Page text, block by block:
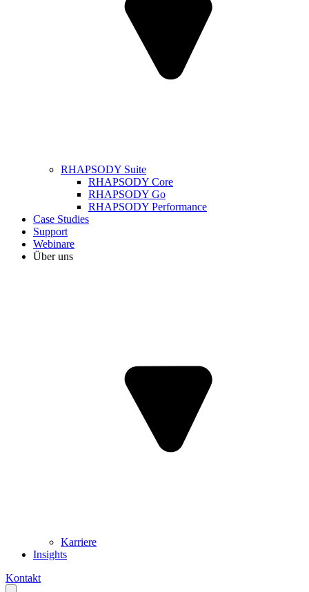
RHAPSODY Suite
RHAPSODY Core
RHAPSODY Go
RHAPSODY Performance
Case Studies
Support
Webinare
Über uns
Karriere
Insights
Kontakt